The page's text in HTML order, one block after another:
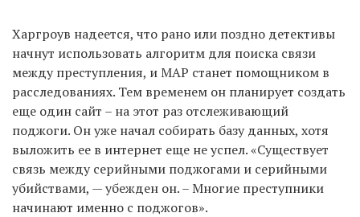
Харгроув надеется, что рано или поздно детективы
начнут использовать алгоритм для поиска связи
между преступления, и MAP станет помощником в
расследованиях. Тем временем он планирует создать
еще один сайт – на этот раз отслеживающий
поджоги. Он уже начал собирать базу данных, хотя
выложить ее в интернет еще не успел. «Существует
связь между серийными поджогами и серийными
убийствами, — убежден он. – Многие преступники
начинают именно с поджогов».